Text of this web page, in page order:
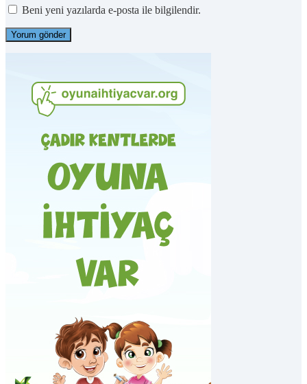
Beni yeni yazılarda e-posta ile bilgilendir.